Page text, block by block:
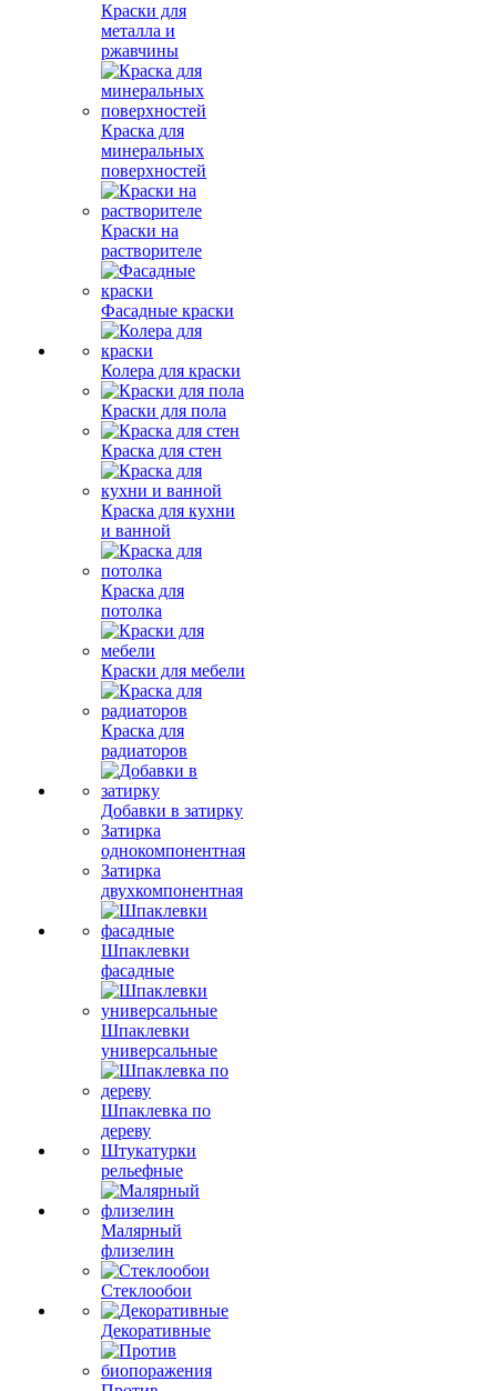
Краски для
металла и
ржавчины
Краска для
минеральных
поверхностей
Краски на
растворителе
Фасадные краски
Колера для краски
Краски для пола
Краска для стен
Краска для кухни
и ванной
Краска для
потолка
Краски для мебели
Краска для
радиаторов
Добавки в затирку
Затирка
однокомпонентная
Затирка
двухкомпонентная
Шпаклевки
фасадные
Шпаклевки
универсальные
Шпаклевка по
дереву
Штукатурки
рельефные
Малярный
флизелин
Стеклообои
Декоративные